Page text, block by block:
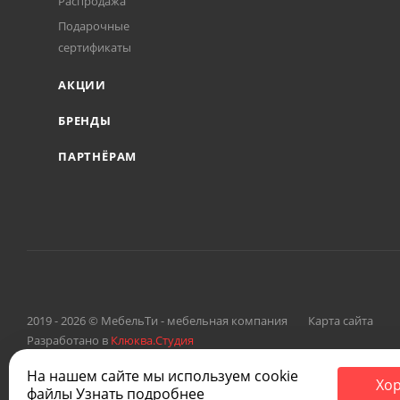
Подарочные
сертификаты
АКЦИИ
БРЕНДЫ
ПАРТНЁРАМ
2019 - 2026 © МебельТи - мебельная компания
Карта сайта
Разработано в Клюква.Студия
На нашем сайте мы используем cookie
файлы Узнать подробнее